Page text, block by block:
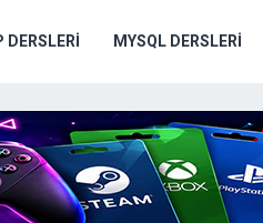
DERSLERI MYSQL DERSLERI